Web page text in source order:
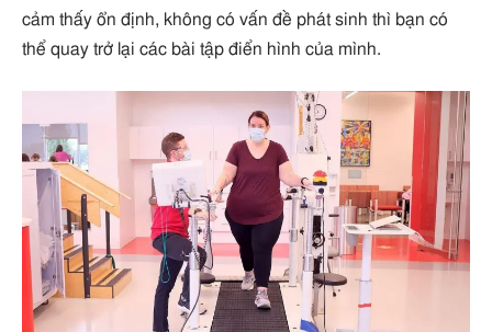
cảm thấy ổn định, không có vấn đề phát sinh thì bạn có
thể quay trở lại các bài tập điển hình của mình.